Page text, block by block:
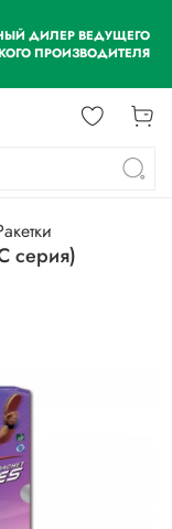
ДИЛЕР ВЕДУЩЕГО
ПРОИЗВОДИТЕЛЯ
серия)